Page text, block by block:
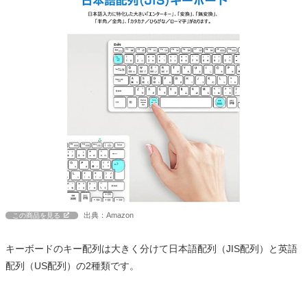
この商品を見る 出典：Amazon
キーボードのキー配列は大きく分けて日本語配列（JIS配列）と英語
配列（US配列）の2種類です。